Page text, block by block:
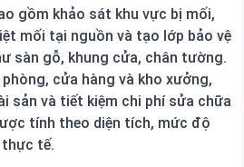
gồm khảo sát khu vực bị mối,
mối tại nguồn và tạo lớp bảo vệ
sàn gỗ, khung cửa, chân tường.
cửa hàng và kho xưởng,
sản và tiết kiệm chi phí sửa chữa
tính theo diện tích, mức độ
thực tế.